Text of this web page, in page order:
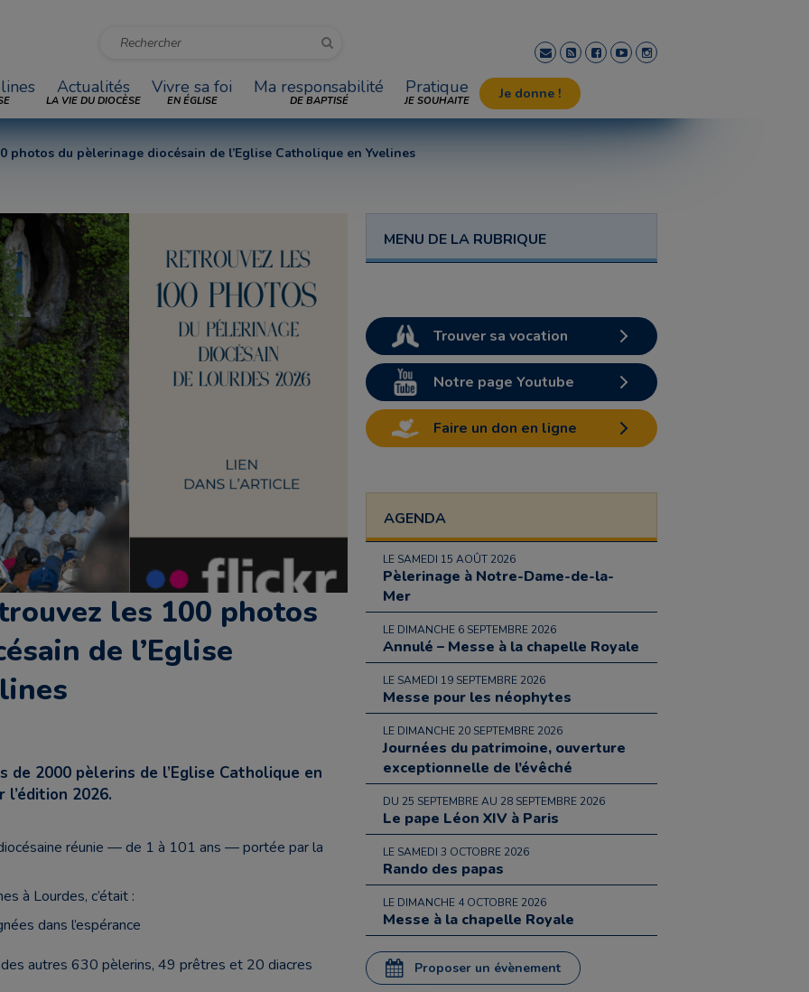
Actualités
LA VIE DU DIOCÈSE
Vivre sa foi
EN ÉGLISE
Ma responsabilité
DE BAPTISÉ
Pratique
JE SOUHAITE Je donne !
photos du pèlerinage diocésain de l’Eglise Catholique en Yvelines
les 100 photos
de l’Eglise
de 2000 pèlerins de l’Eglise Catholique en
l’édition 2026.
réunie — de 1 à 101 ans — portée par la
à Lourdes, c’était :
dans l’espérance
autres 630 pèlerins, 49 prêtres et 20 diacres
MENU DE LA RUBRIQUE
Trouver sa vocation
Notre page Youtube
Faire un don en ligne
AGENDA
LE SAMEDI 15 AOÛT 2026
Pèlerinage à Notre-Dame-de-la-
Mer
LE DIMANCHE 6 SEPTEMBRE 2026
Annulé – Messe à la chapelle Royale
LE SAMEDI 19 SEPTEMBRE 2026
Messe pour les néophytes
LE DIMANCHE 20 SEPTEMBRE 2026
Journées du patrimoine, ouverture
exceptionnelle de l’évêché
DU 25 SEPTEMBRE AU 28 SEPTEMBRE 2026
Le pape Léon XIV à Paris
LE SAMEDI 3 OCTOBRE 2026
Rando des papas
LE DIMANCHE 4 OCTOBRE 2026
Messe à la chapelle Royale
Proposer un évènement